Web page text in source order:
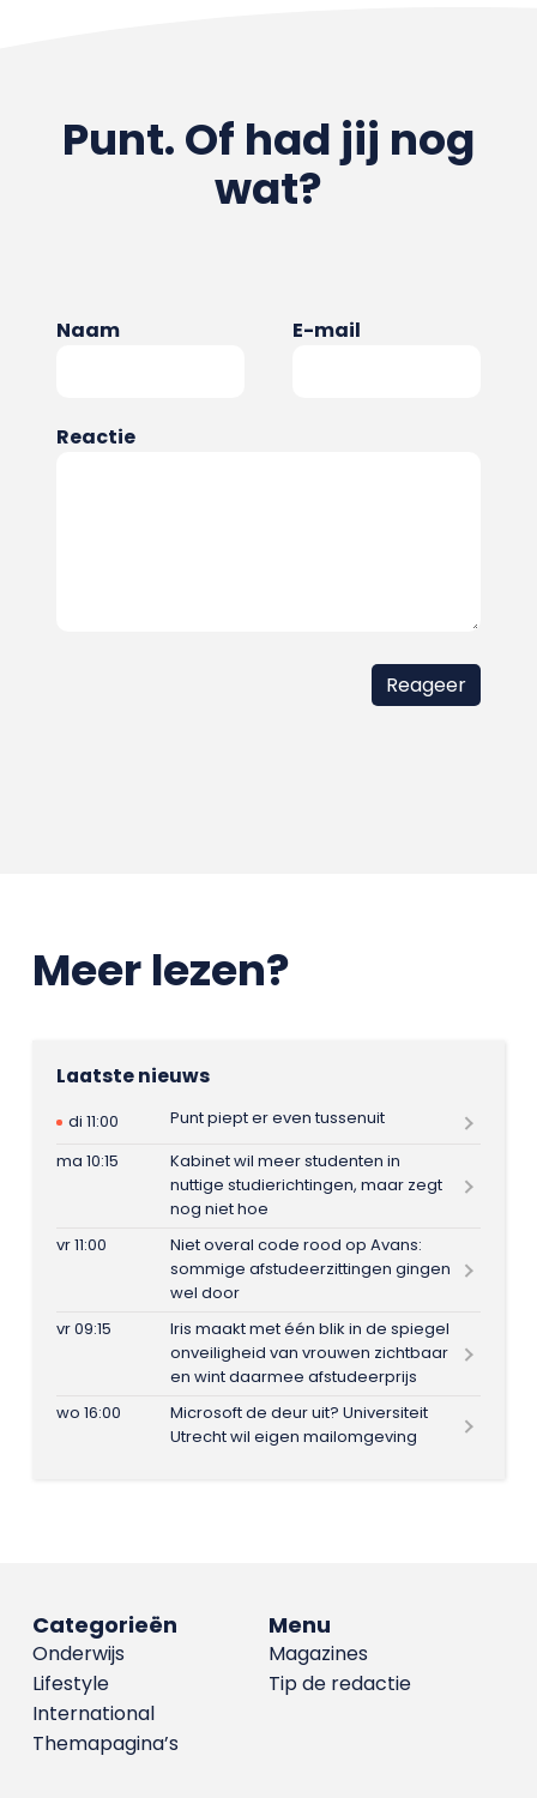
Punt. Of had jij nog
wat?
Naam E-mail
Reactie
Meer lezen?
Laatste nieuws
di 11:00
Punt piept er even tussenuit
ma 10:15
Kabinet wil meer studenten in
nuttige studierichtingen, maar zegt
nog niet hoe
vr 11:00
Niet overal code rood op Avans:
sommige afstudeerzittingen gingen
wel door
vr 09:15
Iris maakt met één blik in de spiegel
onveiligheid van vrouwen zichtbaar
en wint daarmee afstudeerprijs
wo 16:00
Microsoft de deur uit? Universiteit
Utrecht wil eigen mailomgeving
Menu
Magazines
Tip de redactie
Categorieën
Onderwijs
Lifestyle
International
Themapagina’s